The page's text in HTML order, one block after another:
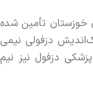
خوزستان تأمین شده
نیک‌اندیش دزفولی نیمی
علوم پزشکی دزفول نیز نیم